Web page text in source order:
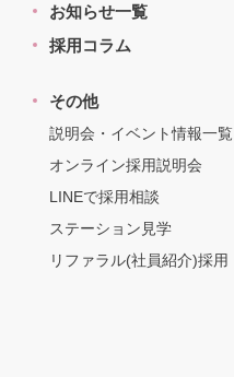
お知らせ一覧
採用コラム
その他
説明会・イベント情報一覧
オンライン採用説明会
LINEで採用相談
ステーション見学
リファラル(社員紹介)採用